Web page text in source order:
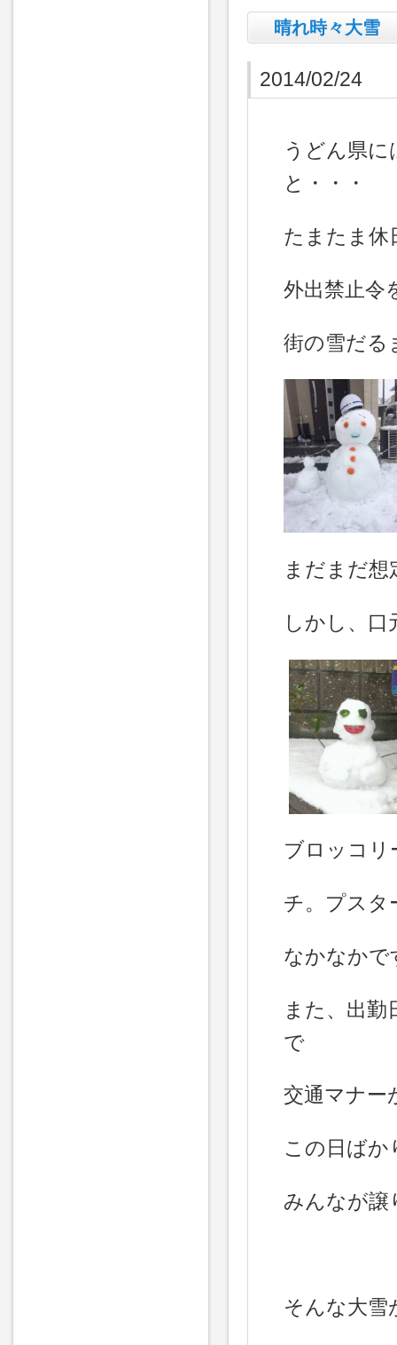
晴れ時々大雪
2014/02/24
うどん県
と・・・
たまたま休
外出禁止令
街の雪だ
まだまだ想
しかし、
ブロッコリ
チ。プスタ
なかなかで
また、出
で
交通マナー
この日ばか
みんなが譲
そんな大雪